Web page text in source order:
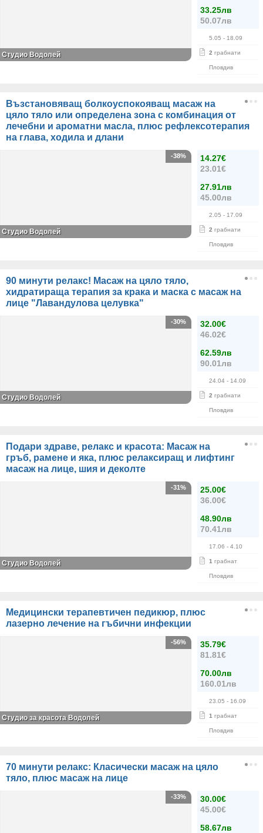
33.25лв
50.07лв
5.05 - 18.09
2 грабнати
Пловдив
Студио Водолей
Възстановяващ болкоуспокояващ масаж на
цяло тяло или определена зона с комбинация от
лечебни и ароматни масла, плюс рефлексотерапия
на глава, ходила и длани
14.27€
23.01€
27.91лв
45.00лв
2.05 - 17.09
2 грабнати
Пловдив
-38%
Студио Водолей
90 минути релакс! Масаж на цяло тяло,
хидратираща терапия за крака и маска с масаж на
лице "Лавандулова целувка"
32.00€
46.02€
62.59лв
90.01лв
24.04 - 14.09
2 грабнати
Пловдив
-30%
Студио Водолей
Подари здраве, релакс и красота: Масаж на
гръб, рамене и яка, плюс релаксиращ и лифтинг
масаж на лице, шия и деколте
25.00€
36.00€
48.90лв
70.41лв
17.06 - 4.10
1 грабнат
Пловдив
-31%
Студио Водолей
Медицински терапевтичен педикюр, плюс
лазерно лечение на гъбични инфекции
35.79€
81.81€
70.00лв
160.01лв
23.05 - 16.09
1 грабнат
Пловдив
-56%
Студио за красота Водолей
70 минути релакс: Класически масаж на цяло
тяло, плюс масаж на лице
30.00€
45.00€
58.67лв
-33%